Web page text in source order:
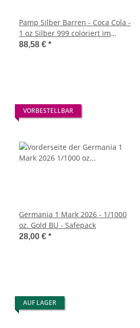
Pamp Silber Barren - Coca Cola -
1 oz Silber 999 coloriert im
Blister
88,58 € *
VORBESTELLBAR
Germania 1 Mark 2026 - 1/1000
oz. Gold BU - Safepack
28,00 € *
AUF LAGER